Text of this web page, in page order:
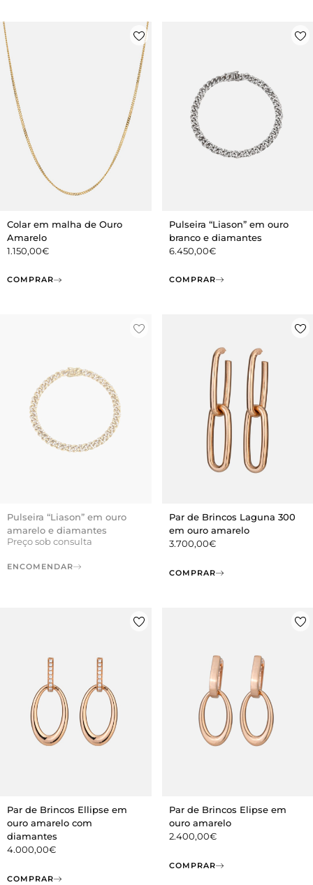
Colar em malha de Ouro
Amarelo
1.150,00€
COMPRAR
Pulseira “Liason” em ouro
branco e diamantes
6.450,00€
COMPRAR
Pulseira “Liason” em ouro
amarelo e diamantes
Preço sob consulta
ENCOMENDAR
Par de Brincos Laguna 300
em ouro amarelo
3.700,00€
COMPRAR
Par de Brincos Ellipse em
ouro amarelo com
diamantes
4.000,00€
COMPRAR
Par de Brincos Elipse em
ouro amarelo
2.400,00€
COMPRAR